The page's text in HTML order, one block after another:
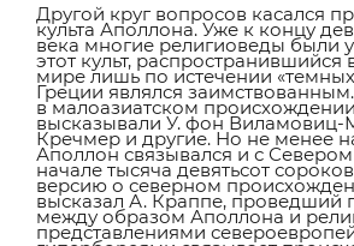
Другой круг вопросов касался
культа Аполлона. Уже к концу
века многие религиоведы были
этот культ, распространившийся
мире лишь по истечении
Греции являлся
в малоазиатском
высказывали У. фон
Кречмер и другие. Но не менее
Аполлон связывался и с
начале тысяча девятьсот
версию о северном
высказал А. Краппе, проведший
между образом Аполлона и
представлениями